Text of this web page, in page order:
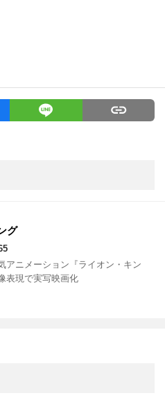
グ
アニメーション『ライオン・キン
表現で実写映画化